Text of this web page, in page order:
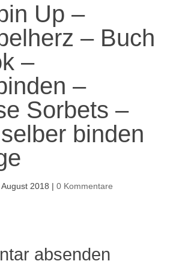
Up –
– Buch
–
–
Sorbets –
binden
August 2018 | 0 Kommentare
absenden